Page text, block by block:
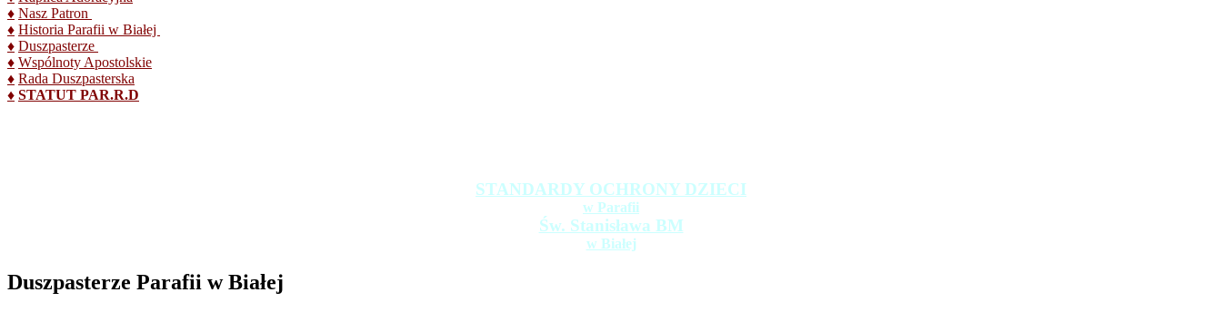
♦ Nasz Patron
♦ Historia Parafii w Białej
♦ Duszpasterze
♦ Wspólnoty Apostolskie
♦ Rada Duszpasterska
♦ STATUT PAR.R.D
STANDARDY OCHRONY DZIECI
w Parafii
Św. Stanisława BM
w Białej
Duszpasterze Parafii w Białej